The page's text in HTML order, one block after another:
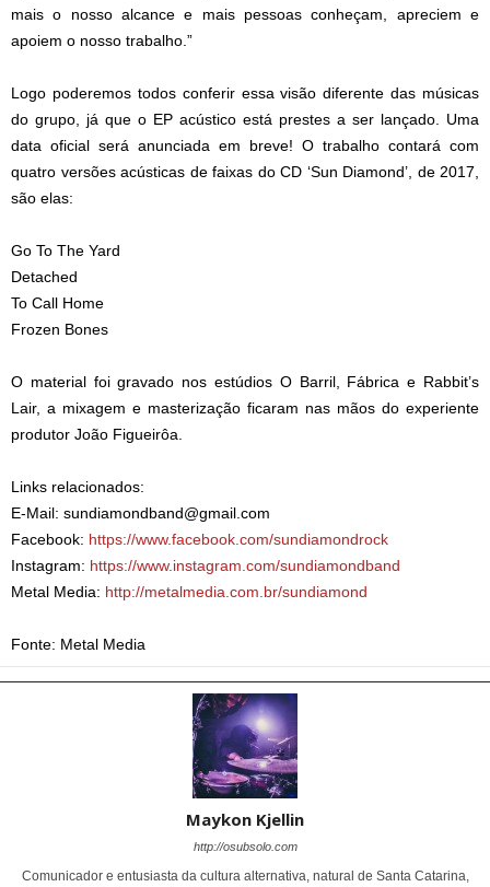
mais o nosso alcance e mais pessoas conheçam, apreciem e
apoiem o nosso trabalho.”
Logo poderemos todos conferir essa visão diferente das músicas
do grupo, já que o EP acústico está prestes a ser lançado. Uma
data oficial será anunciada em breve! O trabalho contará com
quatro versões acústicas de faixas do CD ‘Sun Diamond’, de 2017,
são elas:
Go To The Yard
Detached
To Call Home
Frozen Bones
O material foi gravado nos estúdios O Barril, Fábrica e Rabbit’s
Lair, a mixagem e masterização ficaram nas mãos do experiente
produtor João Figueirôa.
Links relacionados:
E-Mail: sundiamondband@gmail.com
Facebook: https://www.facebook.com/sundiamondrock
Instagram: https://www.instagram.com/sundiamondband
Metal Media: http://metalmedia.com.br/sundiamond
Fonte: Metal Media
Maykon Kjellin
http://osubsolo.com
Comunicador e entusiasta da cultura alternativa, natural de Santa Catarina,